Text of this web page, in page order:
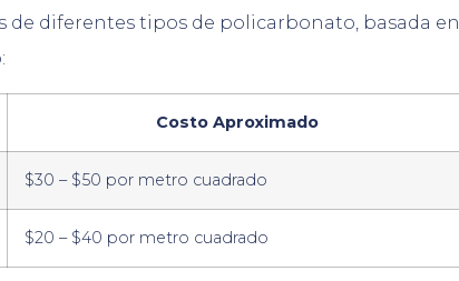
diferentes tipos de policarbonato, basada en
Costo Aproximado
$30 – $50 por metro cuadrado
$20 – $40 por metro cuadrado